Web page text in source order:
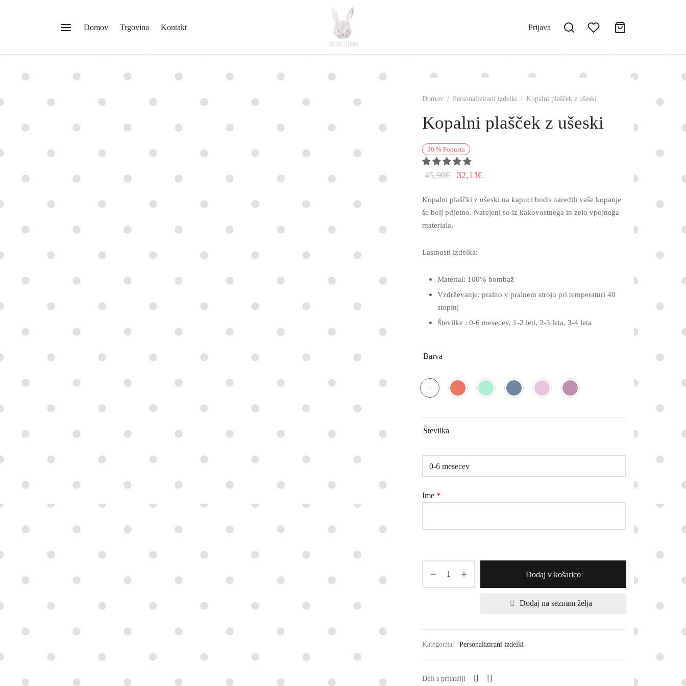
Domov Trgovina Kontakt Prijava
Domov / Personalizirani izdelki / Kopalni plašček z ušeski
Kopalni plašček z ušeski
30 % Popusta
45,90€
Izvirna
bila:
32,13€
32,13€.
Kopalni plaščki z ušeski na kapuci bodo naredili vaše kopanje
še bolj prijetno. Narejeni so iz kakovostnega in zelo vpojnega
materiala.
Lastnosti izdelka:
Material: 100% bombaž
Vzdrževanje: pralno v pralnem stroju pri temperaturi 40
stopinj
Številke : 0-6 mesecev, 1-2 leti, 2-3 leta, 3-4 leta
Barva
Številka
Ime *
Dodaj v košarico
Dodaj na seznam želja
Kategorija: Personalizirani izdelki
Deli s prijatelji